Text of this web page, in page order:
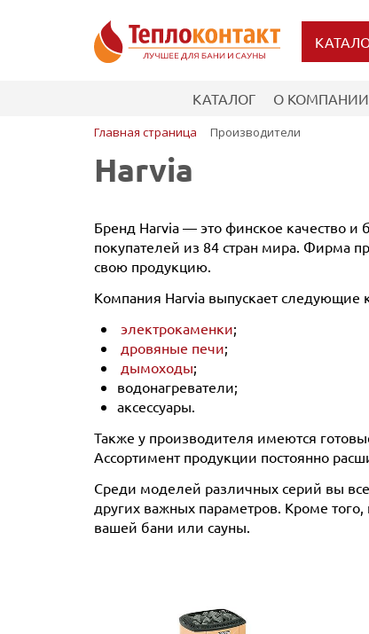
КАТАЛОГ О КОМПАНИИ
Главная страница Производители
Harvia
Бренд Harvia — это финское качество и
покупателей из 84 стран мира. Фирма
свою продукцию.
Компания Harvia выпускает следующие
электрокаменки;
дровяные печи;
дымоходы;
водонагреватели;
аксессуары.
Также у производителя имеются
Ассортимент продукции постоянно
Среди моделей различных серий вы
других важных параметров. Кроме
вашей бани или сауны.